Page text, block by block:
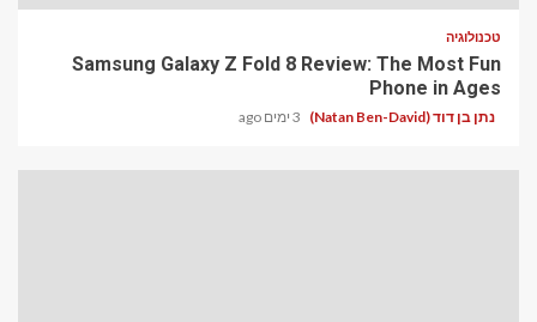
טכנולוגיה
Samsung Galaxy Z Fold 8 Review: The Most Fun
Phone in Ages
נתן בן דוד (Natan Ben-David) 3 ימים ago